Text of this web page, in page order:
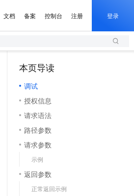
文档 备案 控制台 注册 登录
本页导读
调试
授权信息
请求语法
路径参数
请求参数
示例
返回参数
正常返回示例
语音识别与合成
Qwen3-TTS-Flash
轻量应用服务器
数字证书管理服务（原SSL证书）
实现全站HTTPS，呈现可信的WEB访问
短信服务
一句话生成原生可编辑精美 PPT 文稿
输入一句话想法, 轻松生成专业的 PPT
一键部署幻兽帕鲁游戏服务器
一键购买专属联机服务器，轻松开启游戏
漫剧工坊：一站式动画创作平台
快速生产连贯的高质量长漫剧
高效部署网站，快速应用到小程序
AI 活动
AI 生产力先锋
先锋实践拓展 AI 生产力的边界
飞天发布时刻
所见，即是所愿
AI 实训营
从基础到进阶，Agent 创客手把手教你
创新加速
阿里云 OPC 创新助力计划
Token 补贴，五大权
益加速 OPC 成功
专业服务
公司注册
上云迁移
服务伙伴合作计划
Al MaaS 服务伙伴赋能合作
伙伴信用分合作计划
更多支持
合作伙伴培训与认证
查询合作伙伴
登录合作伙伴管理后台
开发者社区
镜像站
我要建议
加入我们
校园招聘